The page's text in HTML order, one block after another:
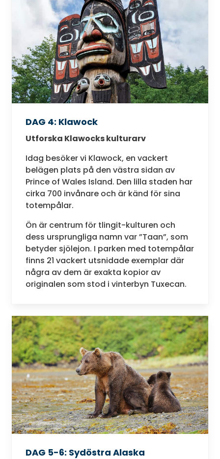
DAG 4: Klawock
Utforska Klawocks kulturarv
Idag besöker vi Klawock, en vackert
belägen plats på den västra sidan av
Prince of Wales Island. Den lilla staden har
cirka 700 invånare och är känd för sina
totempålar.
Ön är centrum för tlingit-kulturen och
dess ursprungliga namn var ”Taan”, som
betyder sjölejon. I parken med totempålar
finns 21 vackert utsnidade exemplar där
några av dem är exakta kopior av
originalen som stod i vinterbyn Tuxecan.
DAG 5-6: Sydöstra Alaska